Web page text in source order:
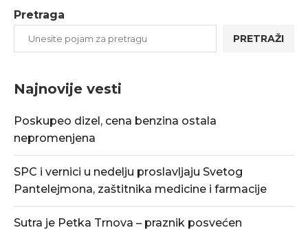
Pretraga
PRETRAŽI
Najnovije vesti
Poskupeo dizel, cena benzina ostala
nepromenjena
SPC i vernici u nedelju proslavljaju Svetog
Pantelejmona, zaštitnika medicine i farmacije
Sutra je Petka Trnova – praznik posvećen